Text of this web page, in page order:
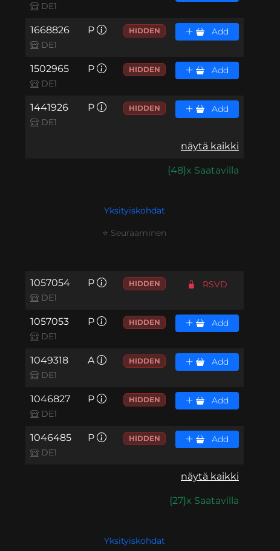
DE1
1668826
DE1
P HIDDEN Add
1502965
DE1
P HIDDEN Add
1441926
DE1
P HIDDEN Add
näytä kaikki
{48}x Saatavilla
Yksityiskohdat
⭐ Seuraaminen
1057054
DE1
P HIDDEN RSVD
1057053
DE1
P HIDDEN Add
1049318
DE1
A HIDDEN Add
1046827
DE1
P HIDDEN Add
1046485
DE1
P HIDDEN Add
näytä kaikki
{27}x Saatavilla
Yksityiskohdat